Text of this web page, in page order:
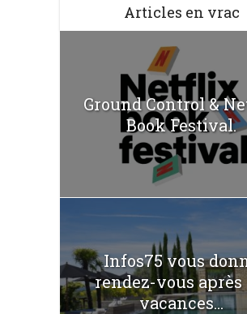
Articles en vrac
Ground Control &
Book Festival.
Infos75 vous
rendez-vous après
vacances...